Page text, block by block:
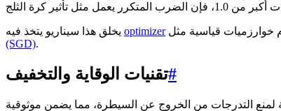
optimizer
(SGD).
تقنيات الوقاية والتخفيف#